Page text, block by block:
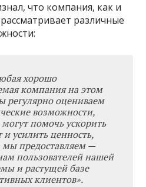
что компания, как и
различные
хорошо
компания на этом
регулярно оцениваем
возможности,
помочь ускорить
и усилить ценность,
предоставляем —
пользователей нашей
и растущей базе
клиентов».